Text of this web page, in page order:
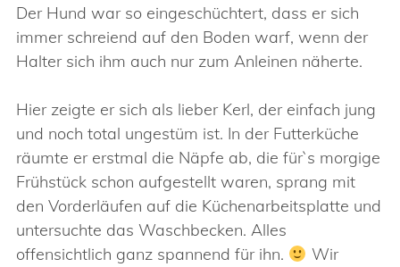
Der Hund war so eingeschüchtert, dass er sich
immer schreiend auf den Boden warf, wenn der
Halter sich ihm auch nur zum Anleinen näherte.
Hier zeigte er sich als lieber Kerl, der einfach jung
und noch total ungestüm ist. In der Futterküche
räumte er erstmal die Näpfe ab, die für`s morgige
Frühstück schon aufgestellt waren, sprang mit
den Vorderläufen auf die Küchenarbeitsplatte und
untersuchte das Waschbecken. Alles
offensichtlich ganz spannend für ihn.
Wir